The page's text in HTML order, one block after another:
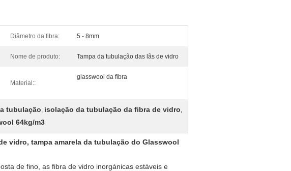
Diâmetro da fibra: 5 - 8mm
Nome de produto: Tampa da tubulação das lãs de vidro
Material::
glasswool da fibra
tubulação, isolação da tubulação da fibra de vidro,
64kg/m3
vidro, tampa amarela da tubulação do Glasswool
de fino, as fibra de vidro inorgánicas estáveis e